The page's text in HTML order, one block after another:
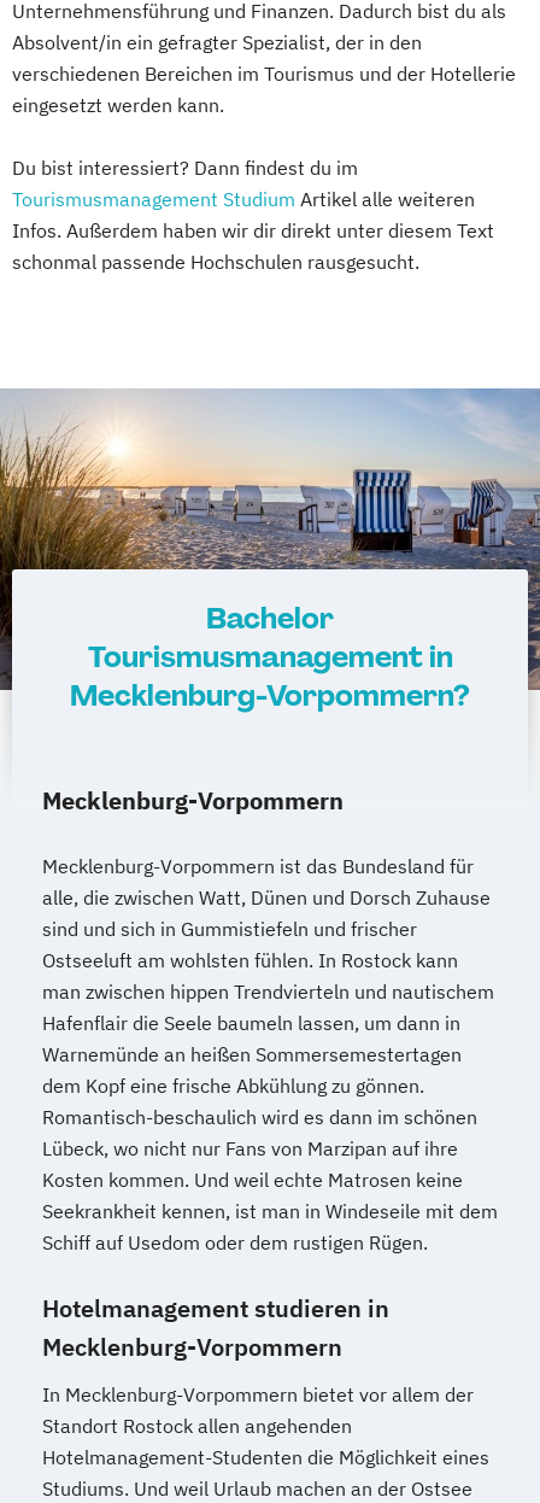
Unternehmensführung und Finanzen. Dadurch bist du als
Absolvent/in ein gefragter Spezialist, der in den
verschiedenen Bereichen im Tourismus und der Hotellerie
eingesetzt werden kann.
Du bist interessiert? Dann findest du im
Tourismusmanagement Studium Artikel alle weiteren
Infos. Außerdem haben wir dir direkt unter diesem Text
schonmal passende Hochschulen rausgesucht.
Bachelor
Tourismusmanagement in
Mecklenburg-Vorpommern?
Mecklenburg-Vorpommern
Mecklenburg-Vorpommern ist das Bundesland für
alle, die zwischen Watt, Dünen und Dorsch Zuhause
sind und sich in Gummistiefeln und frischer
Ostseeluft am wohlsten fühlen. In Rostock kann
man zwischen hippen Trendvierteln und nautischem
Hafenflair die Seele baumeln lassen, um dann in
Warnemünde an heißen Sommersemestertagen
dem Kopf eine frische Abkühlung zu gönnen.
Romantisch-beschaulich wird es dann im schönen
Lübeck, wo nicht nur Fans von Marzipan auf ihre
Kosten kommen. Und weil echte Matrosen keine
Seekrankheit kennen, ist man in Windeseile mit dem
Schiff auf Usedom oder dem rustigen Rügen.
Hotelmanagement studieren in
Mecklenburg-Vorpommern
In Mecklenburg-Vorpommern bietet vor allem der
Standort Rostock allen angehenden
Hotelmanagement-Studenten die Möglichkeit eines
Studiums. Und weil Urlaub machen an der Ostsee